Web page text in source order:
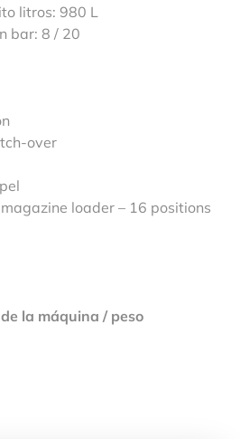
litros: 980 L
bar: 8 / 20
over
loader – 16 positions
la máquina / peso